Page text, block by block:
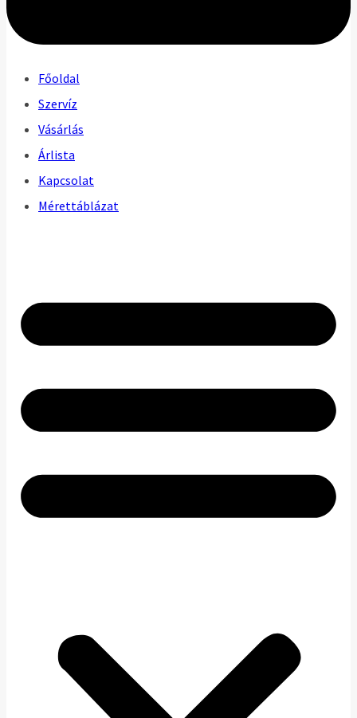
Főoldal
Szervíz
Vásárlás
Árlista
Kapcsolat
Mérettáblázat